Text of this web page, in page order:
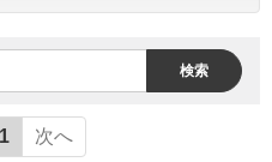
検索
1 次へ